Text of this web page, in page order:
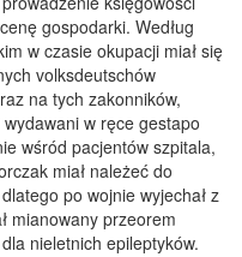
gospodarki. Według
w czasie okupacji miał się
volksdeutschów
na tych zakonników,
w ręce gestapo
wśród pacjentów szpitala,
miał należeć do
po wojnie wyjechał z
mianowany przeorem
nieletnich epileptyków.